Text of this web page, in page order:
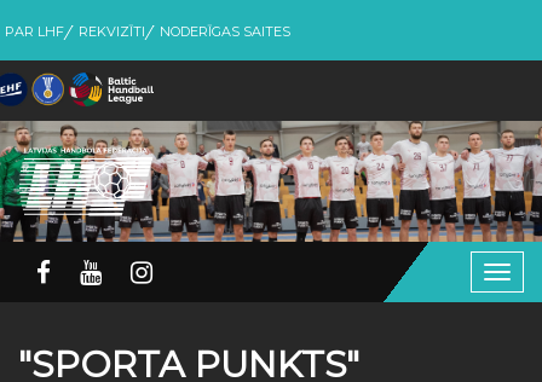
PAR LHF REKVIZĪTI NODERĪGAS SAITES
"SPORTA PUNKTS"